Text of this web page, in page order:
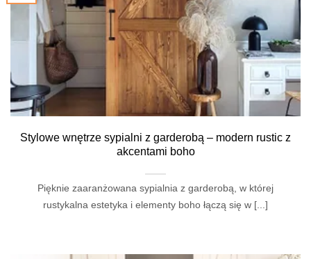
Stylowe wnętrze sypialni z garderobą – modern rustic z
akcentami boho
Pięknie zaaranżowana sypialnia z garderobą, w której
rustykalna estetyka i elementy boho łączą się w [...]